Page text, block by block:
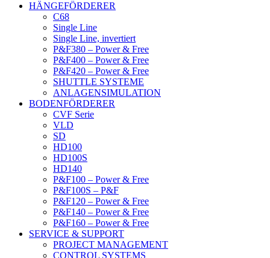
HÄNGEFÖRDERER
C68
Single Line
Single Line, invertiert
P&F380 – Power & Free
P&F400 – Power & Free
P&F420 – Power & Free
SHUTTLE SYSTEME
ANLAGENSIMULATION
BODENFÖRDERER
CVF Serie
VLD
SD
HD100
HD100S
HD140
P&F100 – Power & Free
P&F100S – P&F
P&F120 – Power & Free
P&F140 – Power & Free
P&F160 – Power & Free
SERVICE & SUPPORT
PROJECT MANAGEMENT
CONTROL SYSTEMS